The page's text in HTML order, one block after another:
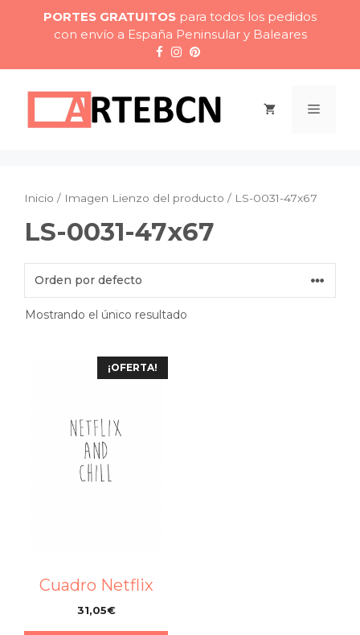
contenido
PORTES GRATUITOS para todos los pedidos
con envío a España Peninsular y Baleares
Menú
Inicio / Imagen Lienzo del producto / LS-0031-47x67
LS-0031-47x67
Mostrando el único resultado
¡OFERTA!
Cuadro Netflix
31,05€